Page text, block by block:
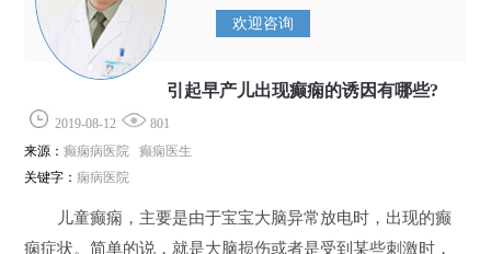
欢迎咨询
引起早产儿出现癫痫的诱因有哪些?
2019-08-12
801
来源：癫痫病医院 癫痫医生
关键字：痫病医院
儿童癫痫，主要是由于宝宝大脑异常放电时，出现的癫
痫症状。简单的说，就是大脑损伤或者是受到某些刺激时，